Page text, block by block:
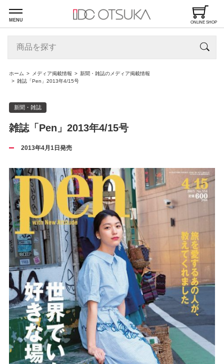
MENU ONLINE SHOP
ホーム メディア掲載情報
新聞・雑誌のメディア掲載情報
雑誌「Pen」2013年4/15号
新聞・雑誌
雑誌「Pen」2013年4/15号
2013年4月1日発売